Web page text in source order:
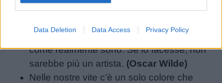
Data Deletion Data Access Privacy Policy
La vita mi obbliga a fare qualcosa, quindi
Nessun grande artista vede mai le cose
come realmente sono. Se lo facesse, non
sarebbe più un artista. (Oscar Wilde)
Nelle nostre vite c’è un solo colore che